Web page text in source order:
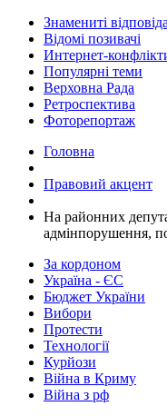
Знамениті
Відомі позивачі
Интернет-
Популярні теми
Верховна Рада
Ретроспектива
Фоторепортаж
Головна
Правовий акцент
На районних
адмінпорушення,
За кордоном
Україна - ЄС
Бюджет України
Вибори
Протести
Технології
Курйози
Війна в Криму
Війна з рф